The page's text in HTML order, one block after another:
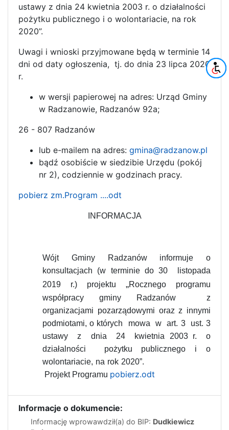
ustawy z dnia 24 kwietnia 2003 r. o działalności
pożytku publicznego i o wolontariacie, na rok
2020”.
Uwagi i wnioski przyjmowane będą w terminie 14
dni od daty ogłoszenia, tj. do dnia 23 lipca 2020
r.
w wersji papierowej na adres: Urząd Gminy
w Radzanowie, Radzanów 92a;
26 - 807 Radzanów
lub e-mailem na adres: gmina@radzanow.pl
bądź osobiście w siedzibie Urzędu (pokój
nr 2), codziennie w godzinach pracy.
pobierz zm.Program ....odt
INFORMACJA
Wójt Gminy Radzanów informuje o
konsultacjach (w terminie do 30 listopada
2019 r.) projektu
„Rocznego programu
współpracy gminy Radzanów z
organizacjami pozarządowymi oraz z innymi
podmiotami, o których mowa w art. 3 ust. 3
ustawy z dnia 24 kwietnia 2003 r. o
działalności pożytku publicznego i o
wolontariacie, na rok 2020”.
Projekt Programu pobierz.odt
Informacje o dokumencie:
Informację wprowawdził(a) do BIP: Dudkiewicz